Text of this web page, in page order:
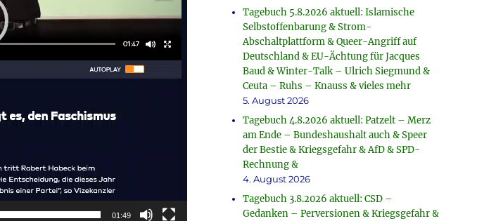
01:49
Tagebuch 5.8.2026 aktuell: Islamische
Selbstoffenbarung & Strom-
Abschaltplattform & Queer-Angriff auf
Deutschland & EU-Ächtung für Jacques
Baud & Winter-Talk – Ulrich Siegmund &
Ceuta – Ruhs – Knauss & vieles mehr
5. August 2026
Tagebuch 4.8.2026 aktuell: Patzelt – Merz
am Ende – Bundeshaushalt auch & Speer
der Bestie & Kriegsgefahr & AfD & SPD-
Rechnung &
4. August 2026
Tagebuch 3.8.2026 aktuell: CSD –
Gedanken – Perversionen & Kriegsgefahr &